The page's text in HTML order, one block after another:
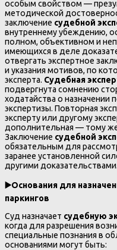
особым свойством —
методической
заключение судебной
внутреннему убеждению,
полном, объективном и
имеющихся в деле
отвергать экспертное
и указания мотивов, по
эксперта. Судебная
подвергнута сомнению
ходатайства о
экспертизы. Повторная
эксперту или другому
дополнительная — тому
Заключение судебной
обязательным для
заранее установленной
другими доказательствами.
▶️Основания для
паркингов
Суд назначает судебную
когда для разрешения
специальные познания в
основаниями могут быть: